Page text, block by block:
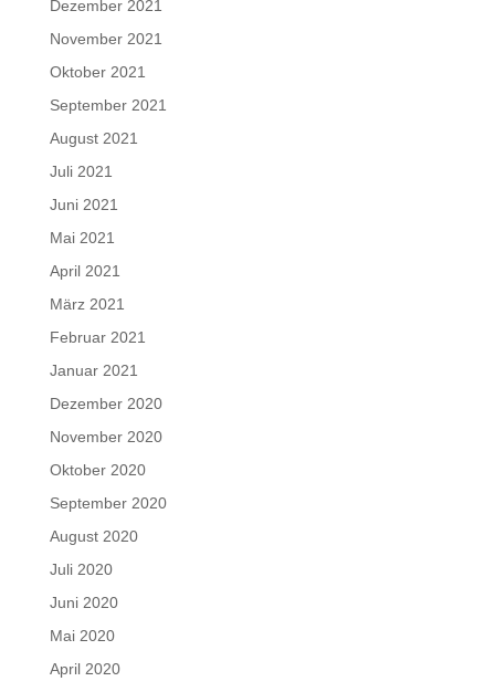
Dezember 2021
November 2021
Oktober 2021
September 2021
August 2021
Juli 2021
Juni 2021
Mai 2021
April 2021
März 2021
Februar 2021
Januar 2021
Dezember 2020
November 2020
Oktober 2020
September 2020
August 2020
Juli 2020
Juni 2020
Mai 2020
April 2020